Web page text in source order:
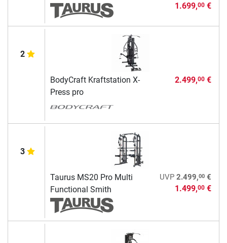
1.699,00€
2
BodyCraft Kraftstation X-
Press pro
2.499,00€
3
Taurus MS20 Pro Multi
Functional Smith
UVP 2.499,00€
1.499,00€